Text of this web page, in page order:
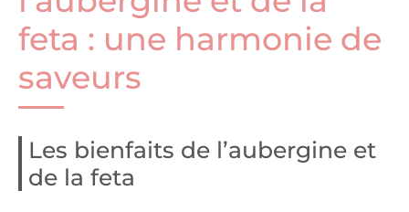
feta : une harmonie de
saveurs
Les bienfaits de l’aubergine et
de la feta